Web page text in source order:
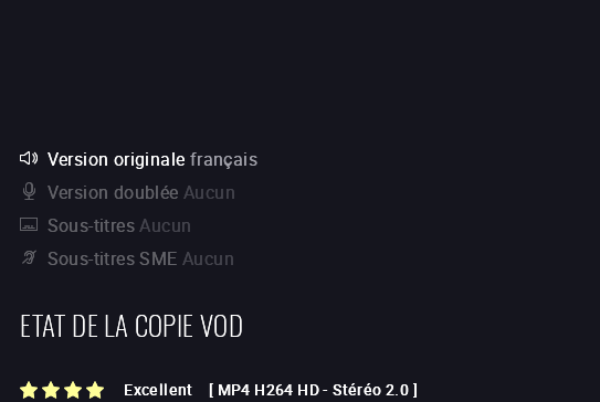
Version originale français
Version doublée Aucun
Sous-titres Aucun
Sous-titres SME Aucun
ETAT DE LA COPIE VOD
Excellent [ MP4 H264 HD-Stéréo 2.0 ]